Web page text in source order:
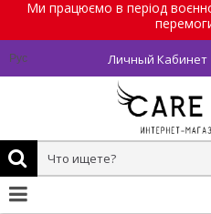
Ми працюємо в період
Рус Личный Кабинет